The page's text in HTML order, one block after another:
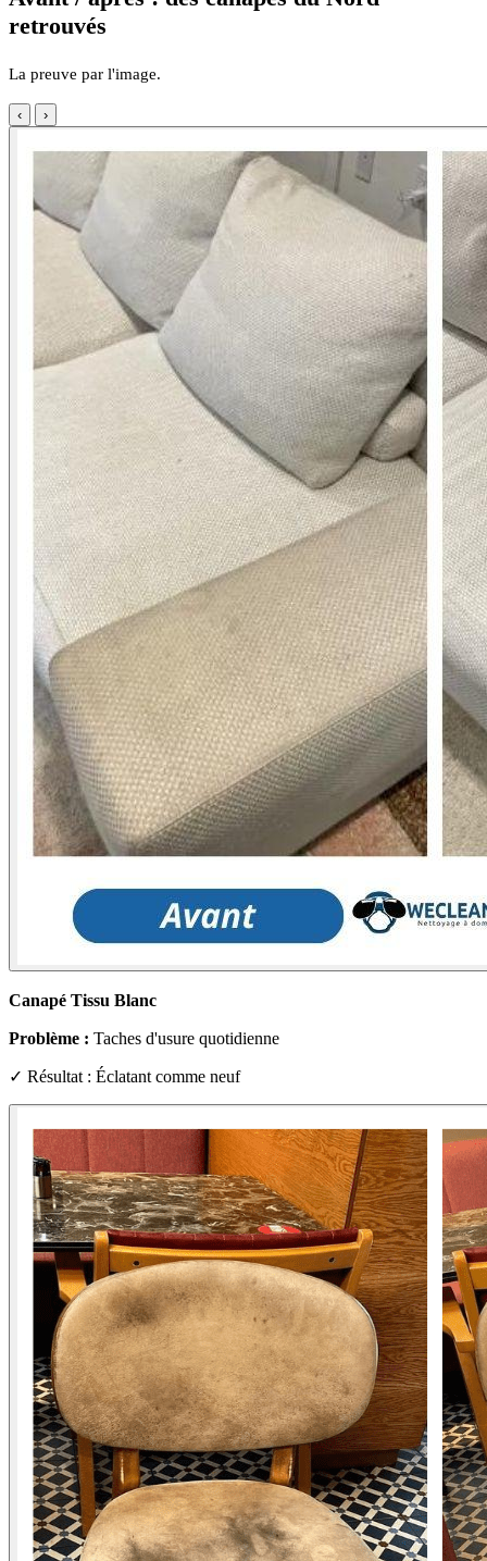
retrouvés
La preuve par l'image.
‹ ›
Canapé Tissu Blanc
Problème : Taches d'usure quotidienne
✓ Résultat : Éclatant comme neuf